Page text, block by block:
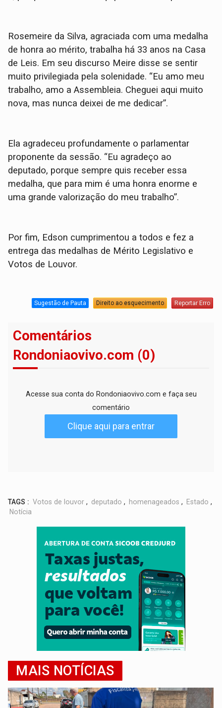
Rosemeire da Silva, agraciada com uma medalha
de honra ao mérito, trabalha há 33 anos na Casa
de Leis. Em seu discurso Meire disse se sentir
muito privilegiada pela solenidade. “Eu amo meu
trabalho, amo a Assembleia. Cheguei aqui muito
nova, mas nunca deixei de me dedicar”.
Ela agradeceu profundamente o parlamentar
proponente da sessão. “Eu agradeço ao
deputado, porque sempre quis receber essa
medalha, que para mim é uma honra enorme e
uma grande valorização do meu trabalho”.
Por fim, Edson cumprimentou a todos e fez a
entrega das medalhas de Mérito Legislativo e
Votos de Louvor.
Sugestão de Pauta Direito ao esquecimento Reportar Erro
Comentários
Rondoniaovivo.com (0)
Acesse sua conta do Rondoniaovivo.com e faça seu
comentário
Clique aqui para entrar
TAGS : Votos de louvor , deputado , homenageados , Estado ,
Notícia
MAIS NOTÍCIAS